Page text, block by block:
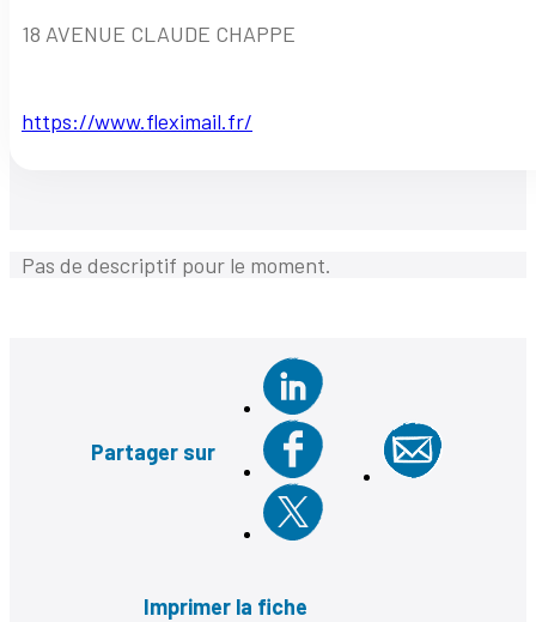
18 AVENUE CLAUDE CHAPPE
https://www.fleximail.fr/
Pas de descriptif pour le moment.
Partager sur
Imprimer la fiche